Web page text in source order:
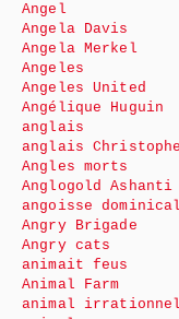
Angel
Angela Davis
Angela Merkel
Angeles
Angeles United
Angélique Huguin
anglais
anglais
Angles morts
Anglogold Ashanti
angoisse
Angry Brigade
Angry cats
animait feus
Animal Farm
animal irrationnel